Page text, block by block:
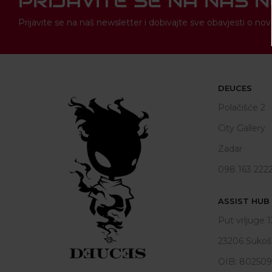
Prijavite se na naš newsletter i dobivajte sve obavjesti o
DEUCES
Polačišće 2
City Gallery
Zadar
098 163 2222
ASSIST
Put vrljuge
23206
OIB: